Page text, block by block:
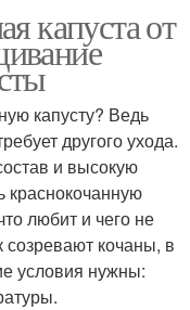
капуста от
капусту? Ведь
другого ухода.
и высокую
краснокочанную
любит и чего не
созревают кочаны, в
условия нужны: